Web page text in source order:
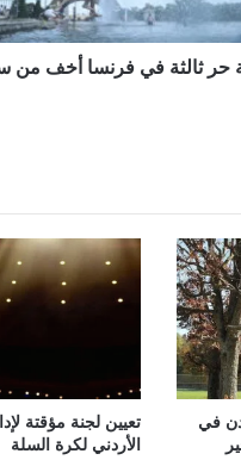
حر ثالثة في فرنسا أخف من
في
تعيين لجنة مؤقتة
الأردني لكرة السلة